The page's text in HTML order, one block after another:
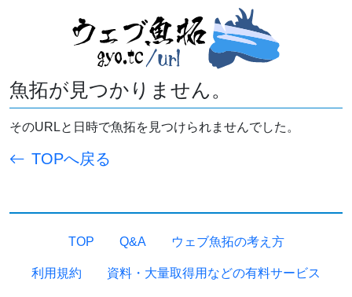
魚拓が見つかりません。
そのURLと日時で魚拓を見つけられませんでした。
TOPへ戻る
TOP Q&A ウェブ魚拓の考え方
利用規約 資料・大量取得用などの有料サービス